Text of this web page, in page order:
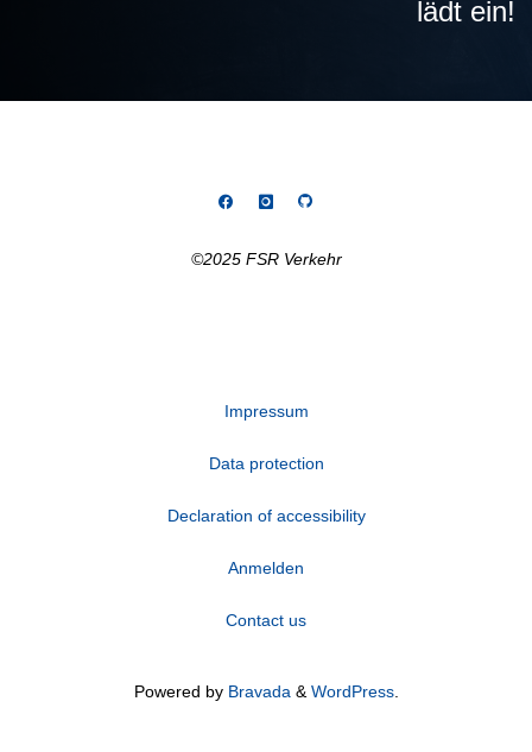
lädt ein!
©2025 FSR Verkehr
Impressum
Data protection
Declaration of accessibility
Anmelden
Contact us
Powered byBravada & WordPress.